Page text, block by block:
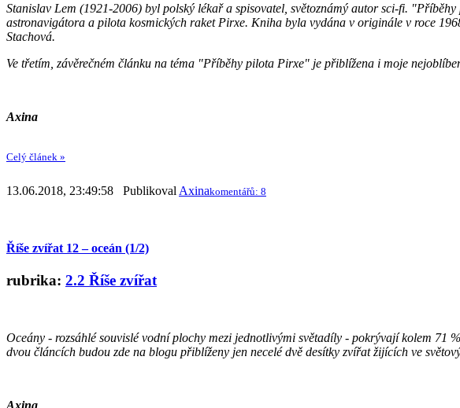
Stanislav Lem (1921-2006) byl polský lékař a spisovatel, světoznámý autor sci-fi.
astronavigátora a pilota kosmických raket Pirxe. Kniha byla vydána v originále v roce
Stachová.
Ve třetím, závěrečném článku na téma "Příběhy pilota Pirxe" je přiblížena i moje
Axina
Celý článek »
13.06.2018, 23:49:58 Publikoval Axinakomentářů: 8
Říše zvířat 12 – oceán (1/2)
rubrika: 2.2 Říše zvířat
Oceány - rozsáhlé souvislé vodní plochy mezi jednotlivými světadíly - pokrývají kolem 71
dvou článcích budou zde na blogu přiblíženy jen necelé dvě desítky zvířat žijících ve
Axina